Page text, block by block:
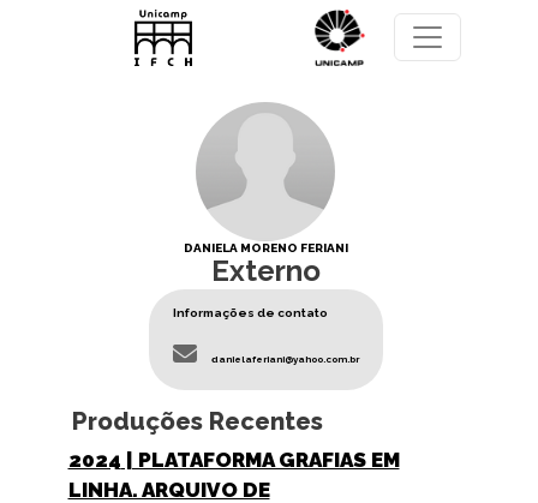
Pular para o conteúdo principal
DANIELA MORENO FERIANI
Externo
Informações de contato
danielaferiani@yahoo.com.br
Produções Recentes
2024 | PLATAFORMA GRAFIAS EM
LINHA. ARQUIVO DE